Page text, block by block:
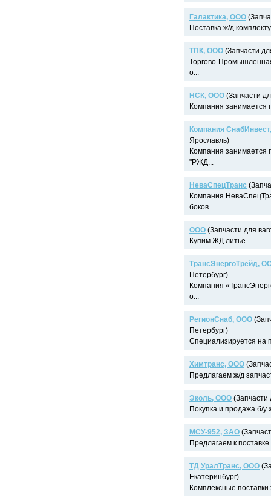
Галактика, ООО
Поставка ж/д
ТПК, ООО (Запчасти
Торгово-
о...
НСК, ООО (Запчасти
Компания занимается
Компания
Ярославль)
Компания занимается
"РЖД...
НеваСпецТранс
Компания
боков...
ООО (Запчасти для
Купим ЖД литьё...
ТрансЭнергоТрейд,
Петербург)
Компания
о...
РегионСнаб, ООО
Петербург)
Специализируется на
Химтранс, ООО
Предлагаем ж/д
Эколь, ООО (Запчасти
Покупка и продажа б/у
МСУ-952, ЗАО
Предлагаем к
ТД УралТранс, ООО
Екатеринбург)
Комплексные